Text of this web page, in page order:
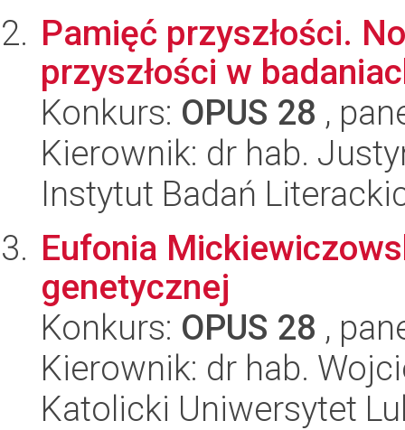
Pamięć przyszłości.
przyszłości w
Konkurs: OPUS 28 ,
Kierownik: dr hab.
Instytut Badań
Eufonia
genetycznej
Konkurs: OPUS 28 ,
Kierownik: dr hab.
Katolicki Uniwersytet